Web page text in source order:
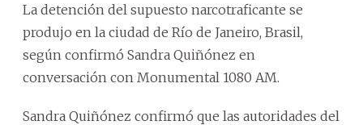
La detención del supuesto narcotraficante se
produjo en la ciudad de Río de Janeiro, Brasil,
según confirmó Sandra Quiñónez en
conversación con Monumental 1080 AM.
Sandra Quiñónez confirmó que las autoridades del